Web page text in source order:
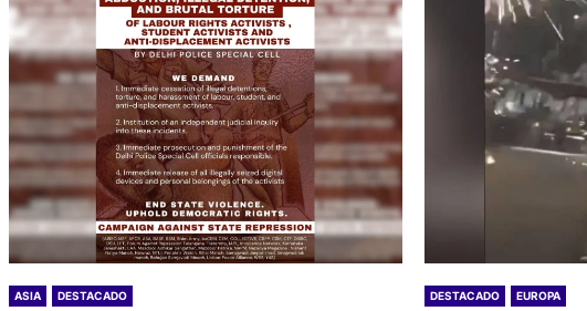
ASIA DESTACADO DESTACADO EUROPA